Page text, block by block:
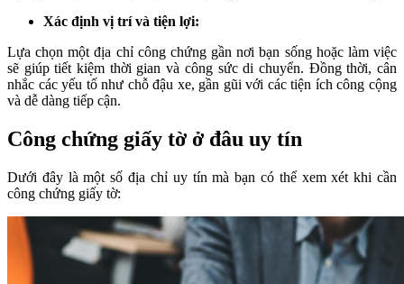
Xác định vị trí và tiện lợi:
Lựa chọn một địa chỉ công chứng gần nơi bạn sống hoặc làm việc
sẽ giúp tiết kiệm thời gian và công sức di chuyển. Đồng thời, cân
nhắc các yếu tố như chỗ đậu xe, gần gũi với các tiện ích công cộng
và dễ dàng tiếp cận.
Công chứng giấy tờ ở đâu uy tín
Dưới đây là một số địa chỉ uy tín mà bạn có thể xem xét khi cần
công chứng giấy tờ: